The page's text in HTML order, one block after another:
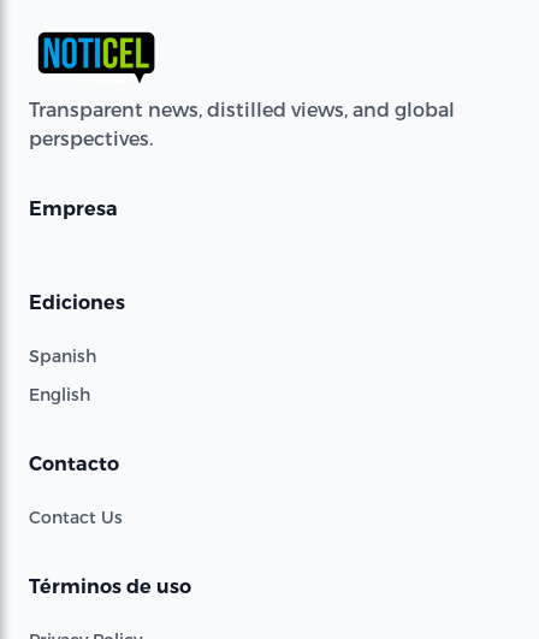
Transparent news, distilled views, and global
perspectives.
Empresa
Ediciones
Spanish
English
Contacto
Contact Us
Términos de uso